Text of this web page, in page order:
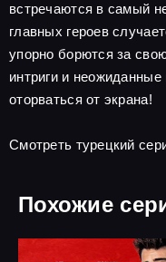
встречаются в самый
главных героев
упорно борются за
интриги и
оторваться от экрана!
Смотреть турецкий
Похожие